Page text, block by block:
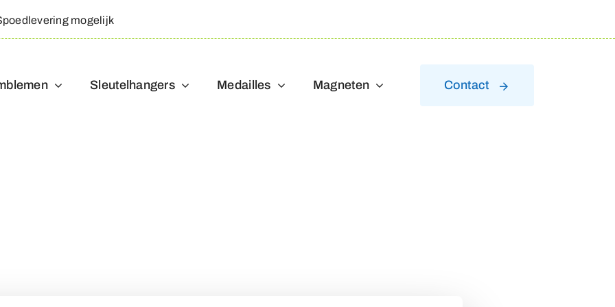
mogelijk
Sleutelhangers Medailles Magneten Contact